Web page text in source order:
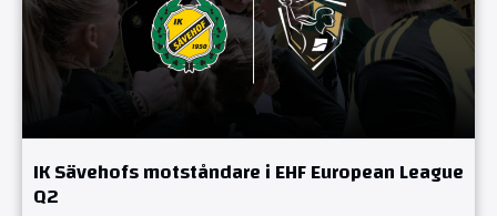
IK Sävehofs motståndare i EHF European League
Q2